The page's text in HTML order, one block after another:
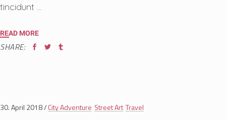
tincidunt
READ MORE
SHARE:
30. April 2018 City Adventure Street Art Travel